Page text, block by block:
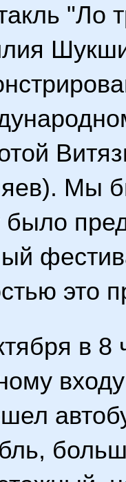
"Ло
Мы
было
это
в 8